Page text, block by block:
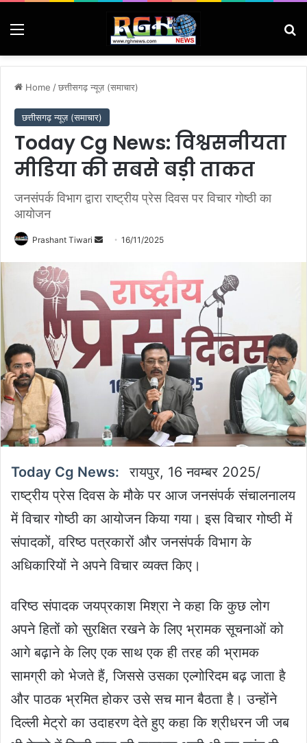
Menu
Home /छत्तीसगढ़ न्यूज़ (समाचार)
छत्तीसगढ़ न्यूज़ (समाचार)
Today Cg News: विश्वसनीयता
मीडिया की सबसे बड़ी ताकत
जनसंपर्क विभाग द्वारा राष्ट्रीय प्रेस दिवस पर विचार गोष्ठी का
आयोजन
Prashant Tiwari
Send16/11/2025
Today Cg News:रायपुर, 16 नवम्बर 2025/
राष्ट्रीय प्रेस दिवस के मौके पर आज जनसंपर्क संचालनालय
में विचार गोष्ठी का आयोजन किया गया। इस विचार गोष्ठी में
संपादकों, वरिष्ठ पत्रकारों और जनसंपर्क विभाग के
अधिकारियों ने अपने विचार व्यक्त किए।
वरिष्ठ संपादक जयप्रकाश मिश्रा ने कहा कि कुछ लोग
अपने हितों को सुरक्षित रखने के लिए भ्रामक सूचनाओं को
आगे बढ़ाने के लिए एक साथ एक ही तरह की भ्रामक
सामग्री को भेजते हैं, जिससे उसका एल्गोरिदम बढ़ जाता है
और पाठक भ्रमित होकर उसे सच मान बैठता है। उन्होंने
दिल्ली मेट्रो का उदाहरण देते हुए कहा कि श्रीधरन जी जब